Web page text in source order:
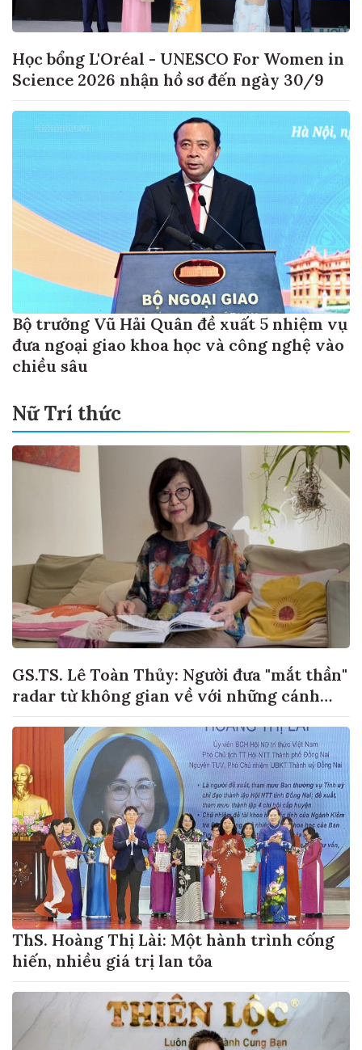
Học bổng L'Oréal - UNESCO For Women in
Science 2026 nhận hồ sơ đến ngày 30/9
Bộ trưởng Vũ Hải Quân đề xuất 5 nhiệm vụ
đưa ngoại giao khoa học và công nghệ vào
chiều sâu
Nữ Trí thức
GS.TS. Lê Toàn Thủy: Người đưa "mắt thần"
radar từ không gian về với những cánh
ThS. Hoàng Thị Lài: Một hành trình cống
hiến, nhiều giá trị lan tỏa